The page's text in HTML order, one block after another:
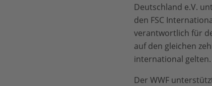
Deutschland e.V.
den FSC
verantwortlich für
auf den gleichen
international gelten.
Der WWF